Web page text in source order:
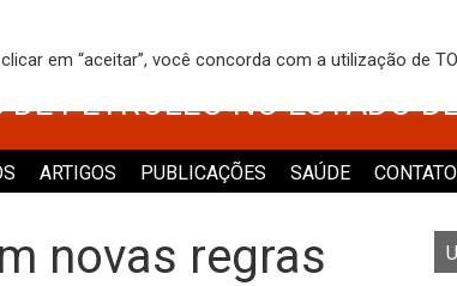
NO
DE PETRÓLEO NO ESTADO
ARTIGOS PUBLICAÇÕES SAÚDE CONTATO
novas regras
em “aceitar”, você concorda com a utilização de